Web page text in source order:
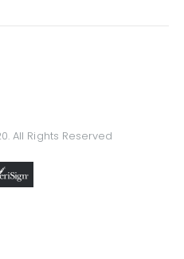
All Rights Reserved